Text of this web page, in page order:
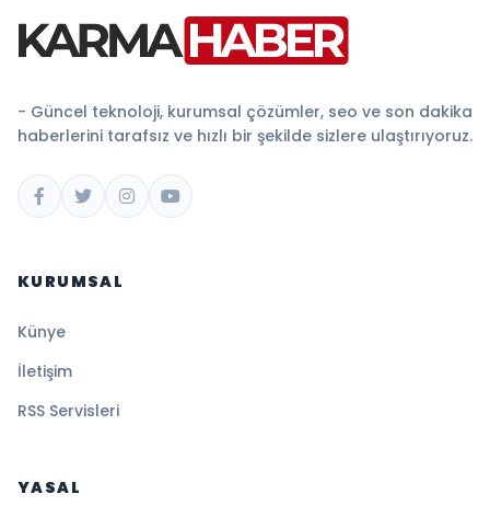
- Güncel teknoloji, kurumsal çözümler, seo ve son dakika
haberlerini tarafsız ve hızlı bir şekilde sizlere ulaştırıyoruz.
KURUMSAL
Künye
İletişim
RSS Servisleri
YASAL